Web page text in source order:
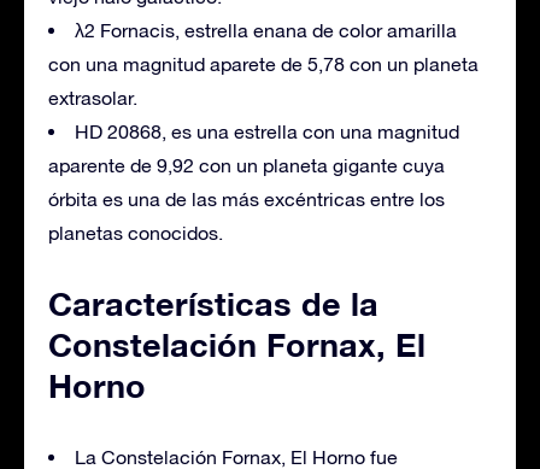
λ2 Fornacis, estrella enana de color amarilla
con una magnitud aparete de 5,78 con un planeta
extrasolar.
HD 20868, es una estrella con una magnitud
aparente de 9,92 con un planeta gigante cuya
órbita es una de las más excéntricas entre los
planetas conocidos.
Características de la
Constelación Fornax, El
Horno
La Constelación Fornax, El Horno fue